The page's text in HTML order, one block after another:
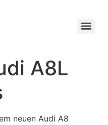
A8L
neuen Audi A8